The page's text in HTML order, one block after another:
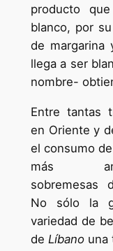
producto
blanco, por
de margarina
llega a ser
nombre-
Entre tantas
en Oriente y
el consumo
más
sobremesas
No sólo la
variedad de
de Líbanouna